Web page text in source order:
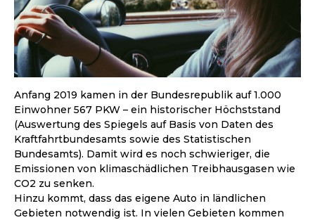
Anfang 2019 kamen in der Bundesrepublik auf 1.000
Einwohner 567 PKW – ein historischer Höchststand
(Auswertung des Spiegels auf Basis von Daten des
Kraftfahrtbundesamts sowie des Statistischen
Bundesamts). Damit wird es noch schwieriger, die
Emissionen von klimaschädlichen Treibhausgasen wie
CO2 zu senken.
Hinzu kommt, dass das eigene Auto in ländlichen
Gebieten notwendig ist. In vielen Gebieten kommen